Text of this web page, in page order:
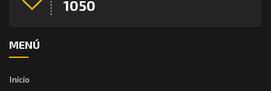
1255
MENÚ
Inicio